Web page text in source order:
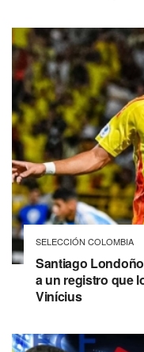
SELECCIÓN COLOMBIA
Santiago
a un registro que
Vinícius